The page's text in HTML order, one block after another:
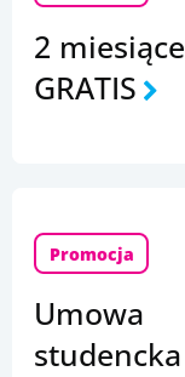
2 miesiące
GRATIS
Promocja
Umowa
studencka